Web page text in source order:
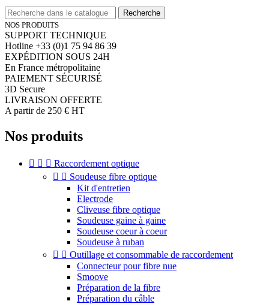
Recherche
NOS PRODUITS
SUPPORT TECHNIQUE
Hotline +33 (0)1 75 94 86 39
EXPÉDITION SOUS 24H
En France métropolitaine
PAIEMENT SÉCURISÉ
3D Secure
LIVRAISON OFFERTE
A partir de 250 € HT
Nos produits
   Raccordement optique
  Soudeuse fibre optique
Kit d'entretien
Electrode
Cliveuse fibre optique
Soudeuse gaine à gaine
Soudeuse coeur à coeur
Soudeuse à ruban
  Outillage et consommable de raccordement
Connecteur pour fibre nue
Smoove
Préparation de la fibre
Préparation du câble